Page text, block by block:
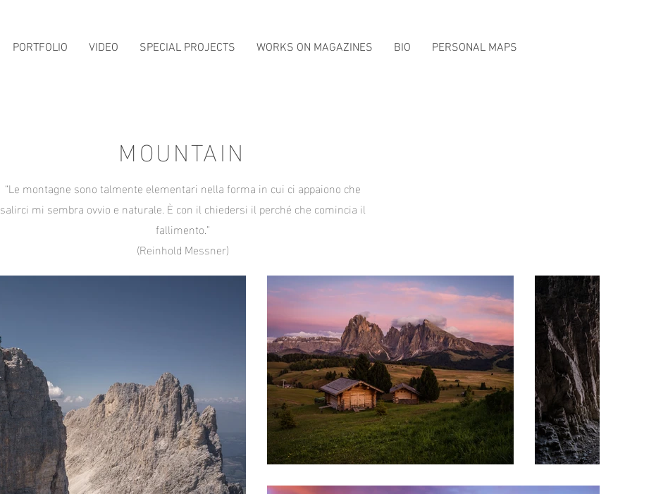
PORTFOLIO VIDEO SPECIAL PROJECTS WORKS ON MAGAZINES BIO PERSONAL MAPS
MOUNTAIN
“Le montagne sono talmente elementari nella forma in cui ci appaiono che
salirci mi sembra ovvio e naturale. È con il chiedersi il perché che comincia il
fallimento.”
(Reinhold Messner)